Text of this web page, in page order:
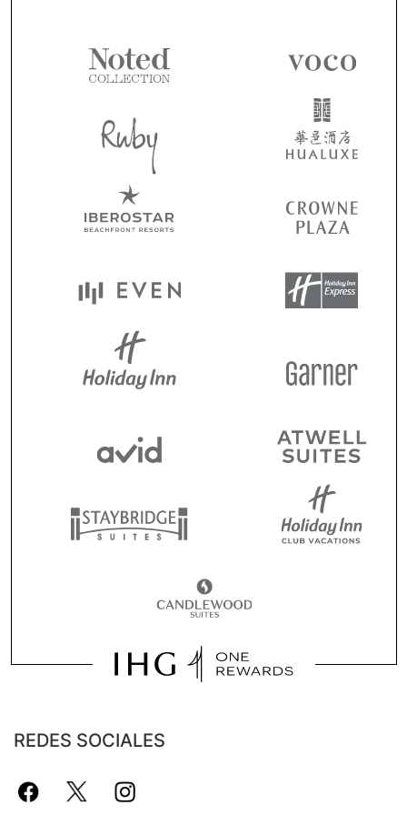
REDES SOCIALES